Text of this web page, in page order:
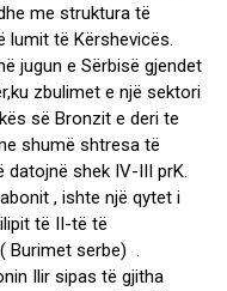
me struktura të
lumit të Kërshevicës.
jugun e Sërbisë gjendet
zbulimet e një sektori
së Bronzit e deri te
shumë shtresa të
datojnë shek IV-III prK.
, ishte një qytet i
të II-të të
Burimet serbe) .
Ilir sipas të gjitha